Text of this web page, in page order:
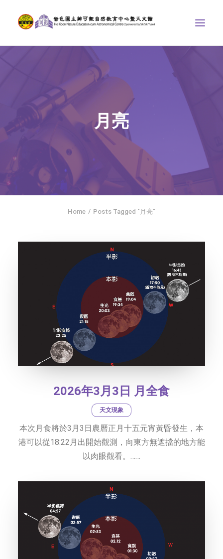
博物天地
比賽/專題計劃
SEARCH
社交平台
月亮
Home Posts Tagged "月亮"
2026年3月3日 月全食
天文現象
本次月食將於3月3日農曆正月十五元宵黃昏發生，本
港可以從18:22月出開始觀測，向東方無遮擋的地方能
以肉眼觀看。……